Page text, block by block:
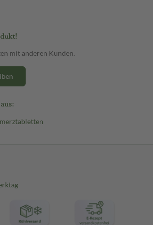
mit anderen Kunden.